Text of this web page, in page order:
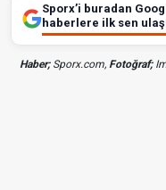
Sporx’i buradan
haberlere ilk sen
Haber;Sporx.com, Fotoğraf;